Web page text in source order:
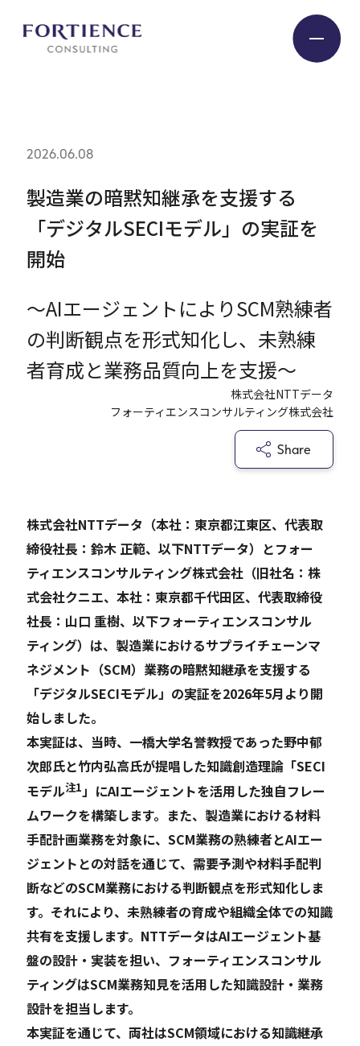
Service
Insight
Expert
Company
EN
JP
サイト内検索
製造業の暗黙知継承を支援する
「デジタルSECIモデル」の実証を
開始
～AIエージェントによりSCM熟練者
の判断観点を形式知化し、未熟練
者育成と業務品質向上を支援～
2026.06.08
株式会社NTTデータ
フォーティエンスコンサルティング株式会社
Share
株式会社NTTデータ（本社：東京都江東区、代表取
締役社長：鈴木 正範、以下NTTデータ）とフォー
ティエンスコンサルティング株式会社（旧社名：株
式会社クニエ、本社：東京都千代田区、代表取締役
社長：山口 重樹、以下フォーティエンスコンサル
ティング）は、製造業におけるサプライチェーンマ
ネジメント（SCM）業務の暗黙知継承を支援する
「デジタルSECIモデル」の実証を2026年5月より開
始しました。
本実証は、当時、一橋大学名誉教授であった野中郁
次郎氏と竹内弘高氏が提唱した知識創造理論「SECI
モデル注1」にAIエージェントを活用した独自フレー
ムワークを構築します。また、製造業における材料
手配計画業務を対象に、SCM業務の熟練者とAIエー
ジェントとの対話を通じて、需要予測や材料手配判
断などのSCM業務における判断観点を形式知化しま
す。それにより、未熟練者の育成や組織全体での知識
共有を支援します。NTTデータはAIエージェント基
盤の設計・実装を担い、フォーティエンスコンサル
ティングはSCM業務知見を活用した知識設計・業務
設計を担当します。
本実証を通じて、両社はSCM領域における知識継承